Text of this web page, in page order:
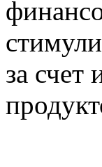
за счет